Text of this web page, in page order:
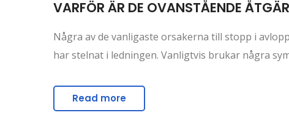
VARFÖR ÄR DE OVANSTÅENDE
Några av de vanligaste orsakerna till stopp i
har stelnat i ledningen. Vanligtvis brukar några
Read more